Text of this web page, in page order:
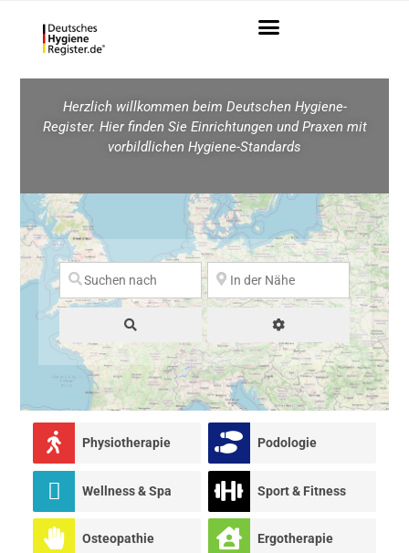
Herzlich willkommen beim Deutschen Hygiene-
Register. Hier finden Sie Einrichtungen und Praxen mit
vorbildlichen Hygiene-Standards
Advanced Filters
Physiotherapie Podologie
Wellness & Spa Sport & Fitness
Osteopathie Ergotherapie